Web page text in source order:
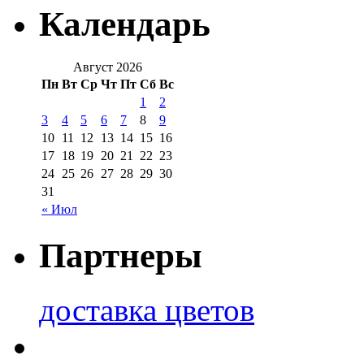
Календарь
Август 2026
Пн Вт Ср Чт Пт Сб Вс
« Июл
1
2
3
4 5 6 7 8
9
10 11 12 13 14 15 16
17 18 19 20 21 22 23
24 25 26 27 28 29 30
31
Партнеры
доставка цветов